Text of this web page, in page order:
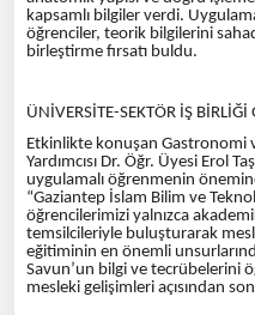
kapsamlı bilgiler verdi.
öğrenciler, teorik bilgilerini
birleştirme fırsatı buldu.
ÜNİVERSİTE-SEKTÖR İŞ BİRLİĞİ
Etkinlikte konuşan Gastronomi
Yardımcısı Dr. Öğr. Üyesi Erol
uygulamalı öğrenmenin
“Gaziantep İslam Bilim ve
öğrencilerimizi yalnızca
temsilcileriyle buluşturarak
eğitiminin en önemli
Savun’un bilgi ve tecrübelerini
mesleki gelişimleri açısından